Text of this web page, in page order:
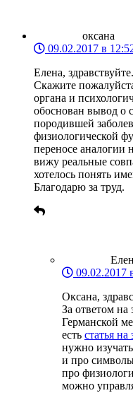
оксана
09.02.2017 в
Елена,
Скажите
органа и
обоснован вывод о
породившей
физиологической
переносе аналогии
вижу реальные
хотелось понять
Благодарю за труд.
09.02.2017
Оксана,
За ответом
Германской
есть статья на
нужно
и про
про
можно